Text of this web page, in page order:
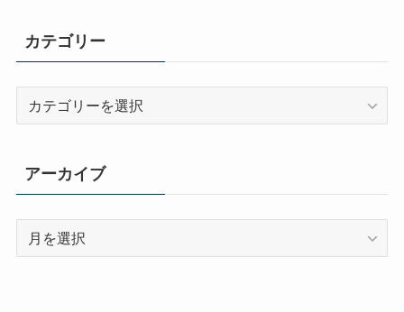
カテゴリー
リ
ー
アーカイブ